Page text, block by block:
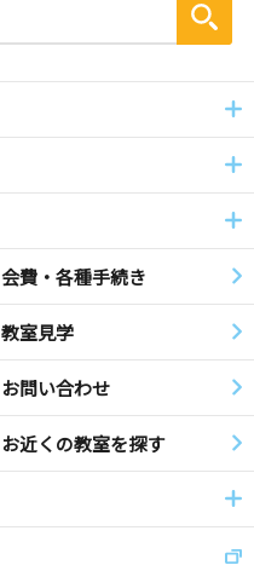
会費・各種手続き
教室見学
お問い合わせ
お近くの教室を探す